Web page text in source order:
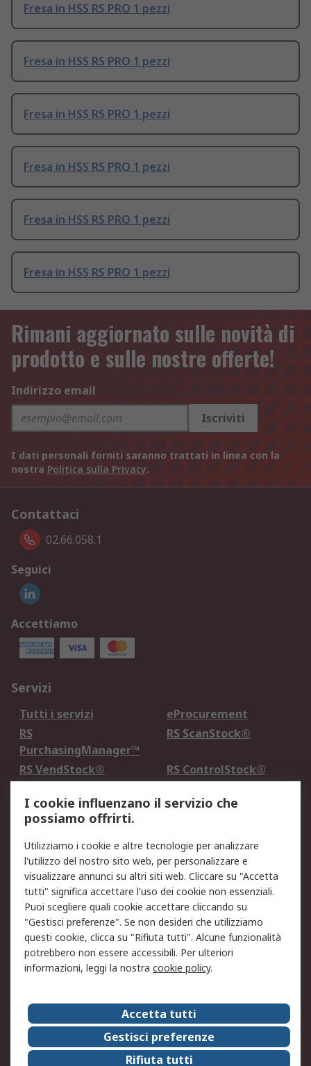
Fresa in HSS RS PRO 1 pezzi
Fresa in HSS RS PRO 1 pezzi
Fresa in HSS RS PRO 1 pezzi
Fresa in HSS RS PRO 1 pezzi
Fresa in HSS RS PRO 1 pezzi
Fresa in HSS RS PRO 1 pezzi
Rimani aggiornato sulle novità di
prodotto e sulle nostre offerte!
Indirizzo email
Iscriviti
I dati personali forniti saranno trattati in linea con la
nostra Politica sulla Privacy.
Contattaci
02.66.058.1
Seguici
Accettiamo
Servizi
Tutti i servizi
eProcurement
RS
PurchasingManager™
RS ScanStock®
RS VendStock®
RS ControlStock®
Legale
Informativa Cookie
Informativa Privacy -
Aggiornata
Email Security
Termini d'uso
Condizioni di vendita
Condizioni generali di
servizio
Etica e responsabilità
Chi Siamo
Chi Siamo
Contattaci
Supporto
ESG
Carriere
RS Group
Press Centre
Discovery: il Blog di RS
I cookie influenzano il servizio che
possiamo offrirti.
Utilizziamo i cookie e altre tecnologie per analizzare
l'utilizzo del nostro sito web, per personalizzare e
visualizzare annunci su altri siti web. Cliccare su "Accetta
tutti" significa accettare l'uso dei cookie non essenziali.
Puoi scegliere quali cookie accettare cliccando su
"Gestisci preferenze". Se non desideri che utilizziamo
questi cookie, clicca su "Rifiuta tutti". Alcune funzionalità
potrebbero non essere accessibili. Per ulteriori
informazioni, leggi la nostra cookie policy.
Accetta tutti
Gestisci preferenze
Rifiuta tutti